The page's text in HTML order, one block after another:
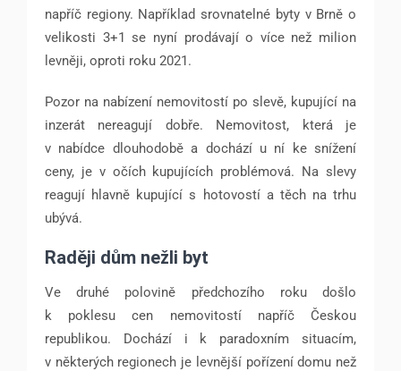
napříč regiony. Například srovnatelné byty v Brně o
velikosti 3+1 se nyní prodávají o více než milion
levněji, oproti roku 2021.
Pozor na nabízení nemovitostí po slevě, kupující na
inzerát nereagují dobře. Nemovitost, která je
v nabídce dlouhodobě a dochází u ní ke snížení
ceny, je v očích kupujících problémová. Na slevy
reagují hlavně kupující s hotovostí a těch na trhu
ubývá.
Raději dům nežli byt
Ve druhé polovině předchozího roku došlo
k poklesu cen nemovitostí napříč Českou
republikou. Dochází i k paradoxním situacím,
v některých regionech je levnější pořízení domu než